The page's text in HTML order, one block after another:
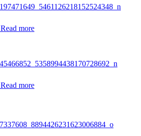
Read more
Read more